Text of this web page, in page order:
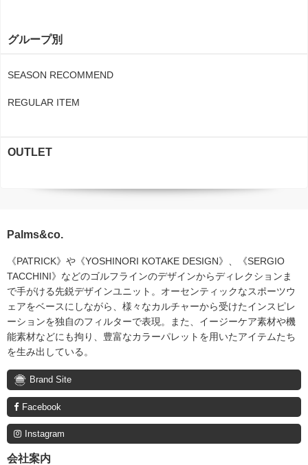
グループ別
SEASON RECOMMEND
REGULAR ITEM
OUTLET
Palms&co.
《PATRICK》や《YOSHINORI KOTAKE DESIGN》、《SERGIO
TACCHINI》などのゴルフラインのデザインからディレクションま
で手がける先鋭デザインユニット。オーセンティックなスポーツウ
ェアをベースにしながら、様々なカルチャーから受けたインスピレ
ーションを独自のフィルターで表現。また、イージーケア素材や機
能素材などにも拘り、豊富なカラーパレットを用いたアイテムたち
を生み出している。
Brand Site
Facebook
Instagram
会社案内